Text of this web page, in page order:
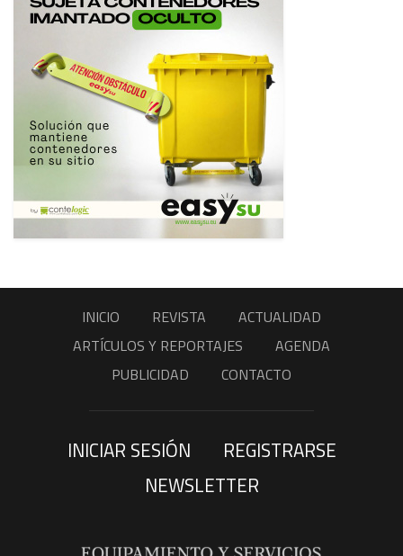
INICIO REVISTA
ACTUALIDAD
ARTÍCULOS Y REPORTAJES
AGENDA
PUBLICIDAD
CONTACTO
INICIAR SESIÓN
REGISTRARSE
NEWSLETTER